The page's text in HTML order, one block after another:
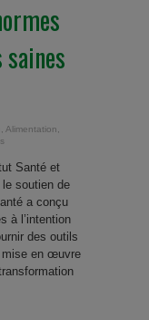
saines
Alimentation
Santé et
soutien de
a conçu
à l’intention
des outils
mise en œuvre